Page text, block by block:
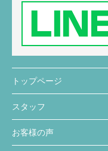
トップページ
スタッフ
お客様の声